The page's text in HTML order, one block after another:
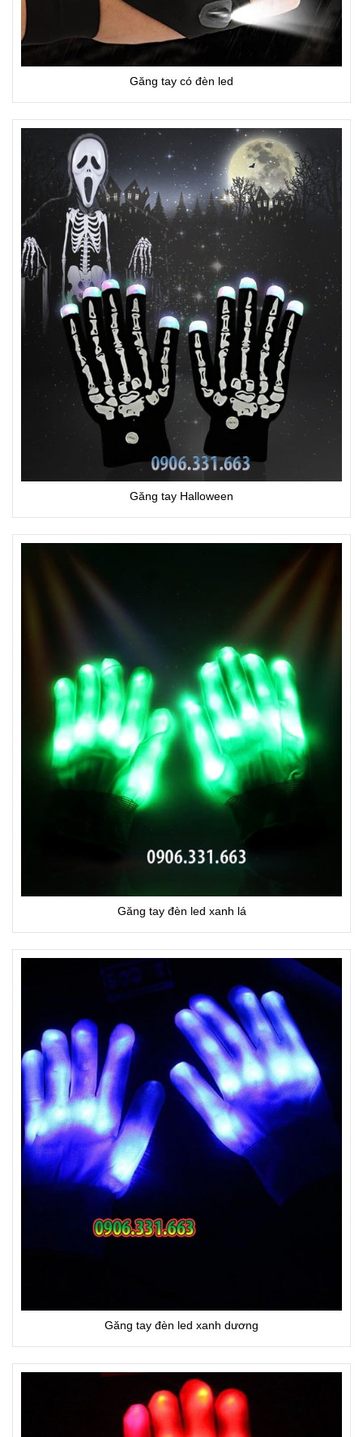
Găng tay có đèn led
Găng tay Halloween
Găng tay đèn led xanh lá
Găng tay đèn led xanh dương